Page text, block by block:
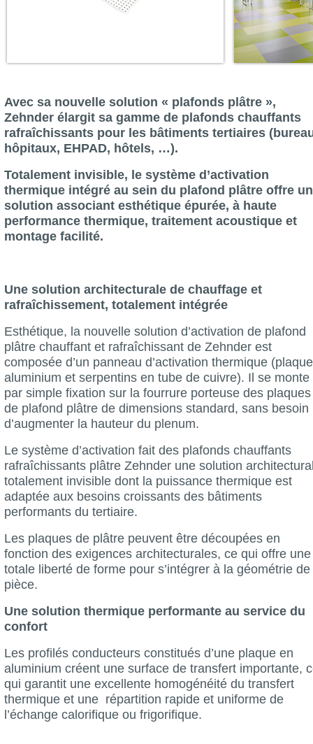
Avec sa nouvelle solution « plafonds plâtre »,
Zehnder élargit sa gamme de plafonds chauffants
rafraîchissants pour les bâtiments tertiaires
hôpitaux, EHPAD, hôtels, …).
Totalement invisible, le système d’activation
thermique intégré au sein du plafond plâtre offre
solution associant esthétique épurée, à haute
performance thermique, traitement acoustique et
montage facilité.
Une solution architecturale de chauffage et
rafraîchissement, totalement intégrée
Esthétique, la nouvelle solution d’activation de plafond
plâtre chauffant et rafraîchissant de Zehnder est
composée d’un panneau d’activation thermique (plaque
aluminium et serpentins en tube de cuivre). Il se monte
par simple fixation sur la fourrure porteuse des plaques
de plafond plâtre de dimensions standard, sans besoin
d’augmenter la hauteur du plenum.
Le système d’activation fait des plafonds chauffants
rafraîchissants plâtre Zehnder une solution
totalement invisible dont la puissance thermique est
adaptée aux besoins croissants des bâtiments
performants du tertiaire.
Les plaques de plâtre peuvent être découpées en
fonction des exigences architecturales, ce qui offre une
totale liberté de forme pour s’intégrer à la géométrie de
pièce.
Une solution thermique performante au service du
confort
Les profilés conducteurs constitués d’une plaque en
aluminium créent une surface de transfert importante,
qui garantit une excellente homogénéité du transfert
thermique et une répartition rapide et uniforme de
l’échange calorifique ou frigorifique.